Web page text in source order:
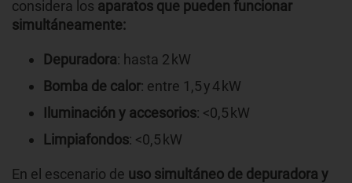
considera los aparatos que pueden funcionar
simultáneamente:
Depuradora: hasta 2 kW
Bomba de calor: entre 1,5 y 4 kW
Iluminación y accesorios: <0,5 kW
Limpiafondos: <0,5 kW
En el escenario de uso simultáneo de depuradora y